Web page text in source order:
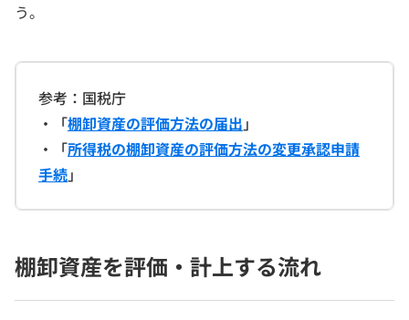
う。
参考：国税庁
・「棚卸資産の評価方法の届出 」
・「所得税の棚卸資産の評価方法の変更承認申請
手続」
棚卸資産を評価・計上する流れ